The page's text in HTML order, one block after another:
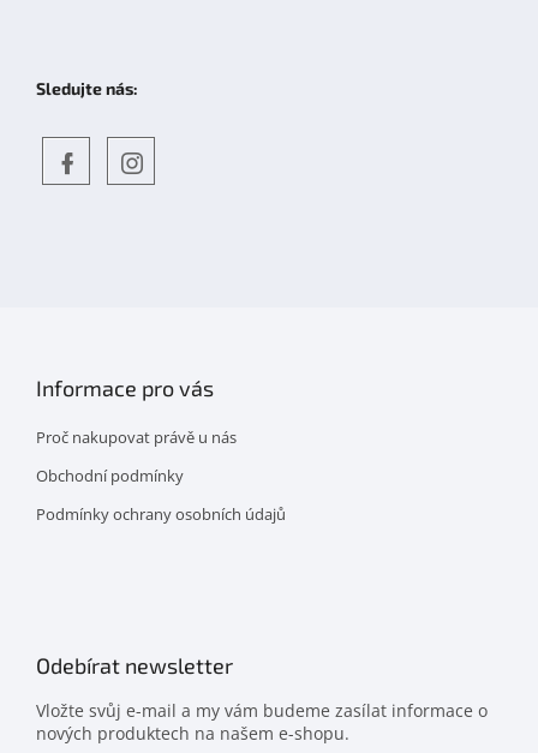
Sledujte nás:
Informace pro vás
Proč nakupovat právě u nás
Obchodní podmínky
Podmínky ochrany osobních údajů
Odebírat newsletter
Vložte svůj e-mail a my vám budeme zasílat informace o
nových produktech na našem e-shopu.